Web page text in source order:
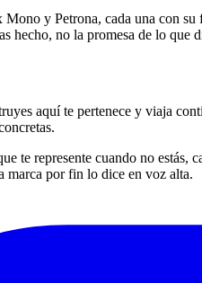
y Petrona, cada una con
hecho, no la promesa de lo que
aquí te pertenece y viaja
te represente cuando no
marca por fin lo dice en voz alta.